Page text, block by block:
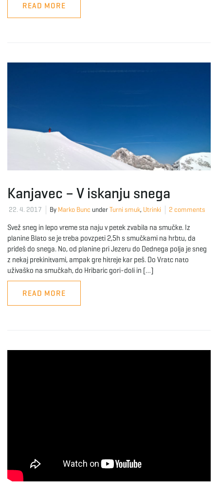
READ MORE
Kanjavec – V iskanju snega
22. 4. 2017 By Marko Bunc underTurni smuk, Utrinki 2 comments
Svež sneg in lepo vreme sta naju v petek zvabila na smučke. Iz
planine Blato se je treba povzpeti 2,5h s smučkami na hrbtu, da
prideš do snega. No, od planine pri Jezeru do Dednega polja je sneg
z nekaj prekinitvami, ampak gre hitreje kar peš. Do Vratc nato
uživaško na smučkah, do Hribaric gori-doli in […]
READ MORE